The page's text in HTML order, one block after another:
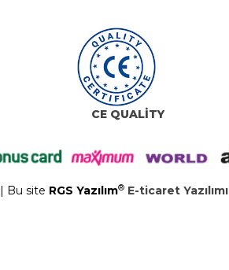
CE QUALİTY
Bu site RGS Yazılım® E-ticaret Yazılımı